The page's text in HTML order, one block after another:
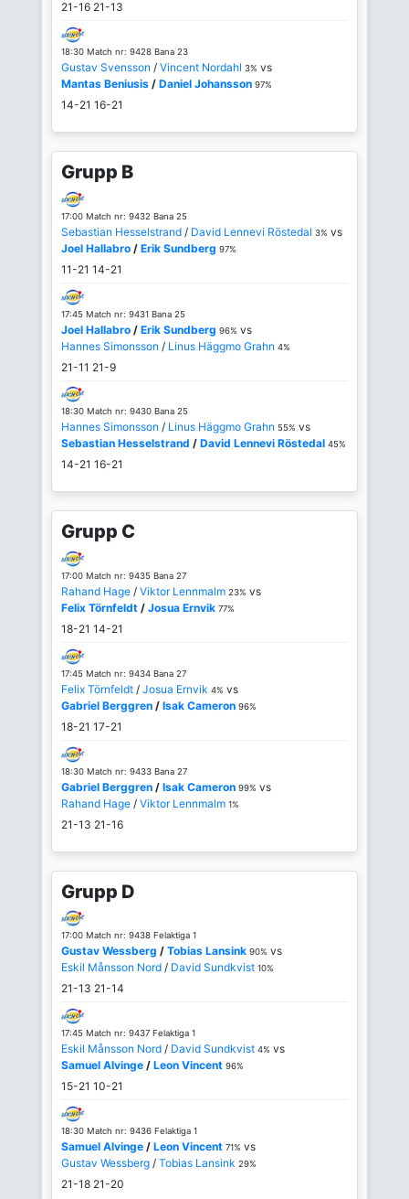
21-16 21-13
18:30 Match nr: 9428 Bana 23
Gustav Svensson / Vincent Nordahl 3% vs
Mantas Beniusis / Daniel Johansson 97%
14-21 16-21
Grupp B
17:00 Match nr: 9432 Bana 25
Sebastian Hesselstrand / David Lennevi Röstedal 3% vs
Joel Hallabro / Erik Sundberg 97%
11-21 14-21
17:45 Match nr: 9431 Bana 25
Joel Hallabro / Erik Sundberg 96% vs
Hannes Simonsson / Linus Häggmo Grahn 4%
21-11 21-9
18:30 Match nr: 9430 Bana 25
Hannes Simonsson / Linus Häggmo Grahn 55% vs
Sebastian Hesselstrand / David Lennevi Röstedal 45%
14-21 16-21
Grupp C
17:00 Match nr: 9435 Bana 27
Rahand Hage / Viktor Lennmalm 23% vs
Felix Törnfeldt / Josua Ernvik 77%
18-21 14-21
17:45 Match nr: 9434 Bana 27
Felix Törnfeldt / Josua Ernvik 4% vs
Gabriel Berggren / Isak Cameron 96%
18-21 17-21
18:30 Match nr: 9433 Bana 27
Gabriel Berggren / Isak Cameron 99% vs
Rahand Hage / Viktor Lennmalm 1%
21-13 21-16
Grupp D
17:00 Match nr: 9438 Felaktiga 1
Gustav Wessberg / Tobias Lansink 90% vs
Eskil Månsson Nord / David Sundkvist 10%
21-13 21-14
17:45 Match nr: 9437 Felaktiga 1
Eskil Månsson Nord / David Sundkvist 4% vs
Samuel Alvinge / Leon Vincent 96%
15-21 10-21
18:30 Match nr: 9436 Felaktiga 1
Samuel Alvinge / Leon Vincent 71% vs
Gustav Wessberg / Tobias Lansink 29%
21-18 21-20